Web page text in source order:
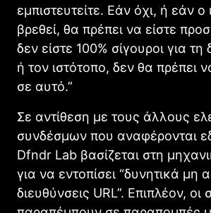
εμπιστευτείτε. Εάν όχι, ή εάν ο
βρεθεί, θα πρέπει να είστε
δεν είστε 100% σίγουροι για τη
ή τον ιστότοπο, δεν θα πρέπει
σε αυτό.”
Σε αντίθεση με τους άλλους
συνδέσμων που αναφέρονται
Dfndr Lab βασίζεται στη
για να εντοπίσει “δυνητικά μη
διευθύνσεις URL”. Επιπλέον, οι